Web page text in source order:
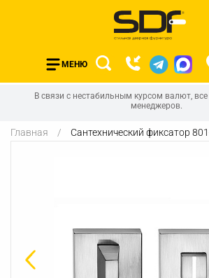
МЕНЮ
В связи с нестабильным курсом валют,
менеджеров.
Главная Сантехнический фиксатор